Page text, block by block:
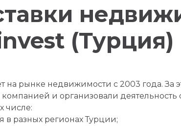
(Турция)
на рынке недвижимости с 2003 года. За
и организовали деятельность
числе:
в разных регионах Турции;